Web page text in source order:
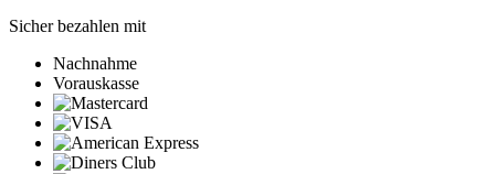
Sicher bezahlen mit
Nachnahme
Vorauskasse